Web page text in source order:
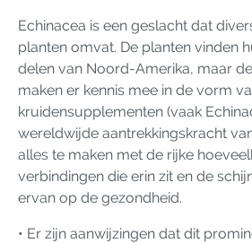
Echinacea is een geslacht dat
planten omvat. De planten vinden
delen van Noord-Amerika, maar
maken er kennis mee in de vorm
kruidensupplementen (vaak
wereldwijde aantrekkingskracht
alles te maken met de rijke
verbindingen die erin zit en de
ervan op de gezondheid.
• Er zijn aanwijzingen dat dit